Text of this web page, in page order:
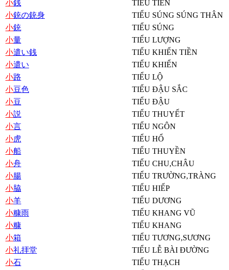
小銭 TIỂU TIỀN
小銃の銃身 TIỂU SÚNG SÚNG THÂN
小銃 TIỂU SÚNG
小量 TIỂU LƯỢNG
小遣い銭 TIỂU KHIỂN TIỀN
小遣い TIỂU KHIỂN
小路 TIỂU LỘ
小豆色 TIỂU ĐẬU SẮC
小豆 TIỂU ĐẬU
小説 TIỂU THUYẾT
小言 TIỂU NGÔN
小虎 TIỂU HỔ
小船 TIỂU THUYỀN
小舟 TIỂU CHU,CHÂU
小腸 TIỂU TRƯỜNG,TRÀNG
小脇 TIỂU HIẾP
小羊 TIỂU DƯƠNG
小糠雨 TIỂU KHANG VŨ
小糠 TIỂU KHANG
小箱 TIỂU TƯƠNG,SƯƠNG
小礼拝堂 TIỂU LỄ BÀI ĐƯỜNG
小石 TIỂU THẠCH